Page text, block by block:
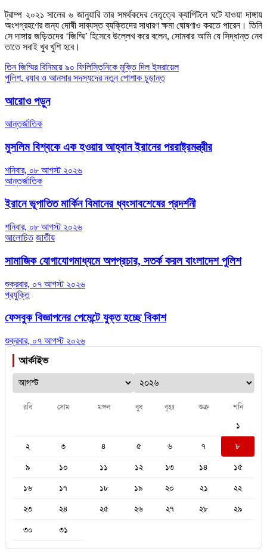
ট্রাম্প ২০২১ সালের ৬ জানুয়ারি তার সমর্থকদের নেতৃত্বে ক্যাপিটলে ঘটে যাওয়া দাঙ্গায়
অংশগ্রহণের জন্য দোষী সাব্যস্ত ব্যক্তিদের সাধারণ ক্ষমা ঘোষণাও করতে পারেন। তিনি
সে দাঙ্গায় জড়িতদের ‘জিম্মি’ হিসেবে উল্লেখ করে বলেন, সোমবার আমি যে সিদ্ধান্ত নেব
তাতে সবাই খুব খুশি হবে।
Post
navigation
তিন জিম্মির বিনিময়ে ৯০ ফিলিস্তিনিকে মুক্তি দিল ইসরায়েল
পুলিশ, র‍্যাব ও আনসার সদস্যদের নতুন পোশাক চূড়ান্ত
আরোও পড়ুন
আন্তর্জাতিক
মুসলিম বিশ্বকে এক হওয়ার আহ্বান ইরানের পররাষ্ট্রমন্ত্রীর
শনিবার, ০৮ আগস্ট ২০২৬
আন্তর্জাতিক
ইরানে ভূপাতিত মার্কিন বিমানের ধ্বংসাবশেষের প্রদর্শনী
শনিবার, ০৮ আগস্ট ২০২৬
আলোচিত জাতীয়
সামাজিক যোগাযোগমাধ্যমে অপপ্রচার, সতর্ক করল বাংলাদেশ পুলিশ
শুক্রবার, ০৭ আগস্ট ২০২৬
প্রযুক্তি
ফেসবুক বিজ্ঞাপনের পেমেন্টে যুক্ত হচ্ছে বিকাশ
শুক্রবার, ০৭ আগস্ট ২০২৬
আর্কাইভ
রবি সোম মঙ্গল বুধ বৃহঃ শুক্র শনি
১
২
৩ ৪ ৫ ৬ ৭
৮
৯
১০ ১১ ১২ ১৩ ১৪
১৫
১৬
১৭ ১৮ ১৯ ২০ ২১
২২
২৩
২৪ ২৫ ২৬ ২৭ ২৮
২৯
৩০
৩১